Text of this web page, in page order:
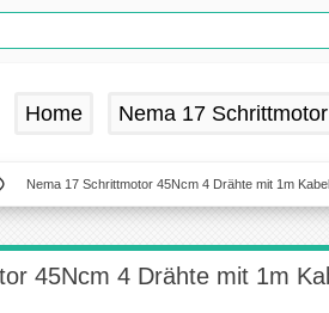
Home Nema 17 Schrittmotor
Nema 17 Schrittmotor 45Ncm 4 Drähte mit 1m
45Ncm 4 Drähte mit 1m